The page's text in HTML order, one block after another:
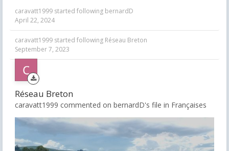
caravatt1999 started following bernardD
April 22, 2024
caravatt1999 started following Réseau Breton
September 7, 2023
Réseau Breton
caravatt1999 commented on bernardD's file in Françaises